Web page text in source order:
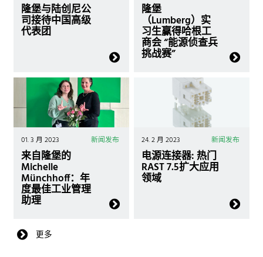
隆堡与陆创尼公
司接待中国高级
代表团
隆堡
（Lumberg）实
习生赢得哈根工
商会 “能源侦查兵
挑战赛”
01. 3 月 2023 新闻发布
来自隆堡的
Michelle
Münchhoff：年
度最佳工业管理
助理
24. 2 月 2023 新闻发布
电源连接器: 热门
RAST 7.5扩大应用
领域
更多